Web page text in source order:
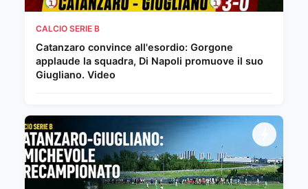
CALCIO SERIE B
Catanzaro convince all'esordio: Gorgone
applaude la squadra, Di Napoli promuove il suo
Giugliano. Video